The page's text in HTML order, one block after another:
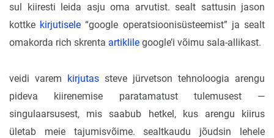
sul kiiresti leida asju oma arvutist. sealt sattusin jason
kottke kirjutisele “google operatsioonisüsteemist” ja sealt
omakorda rich skrenta artiklile google’i võimu sala-allikast.
veidi varem kirjutas steve jürvetson tehnoloogia arengu
pideva kiirenemise paratamatust tulemusest —
singulaarsusest, mis saabub hetkel, kus arengu kiirus
ületab meie tajumisvõime. sealtkaudu jõudsin lehele